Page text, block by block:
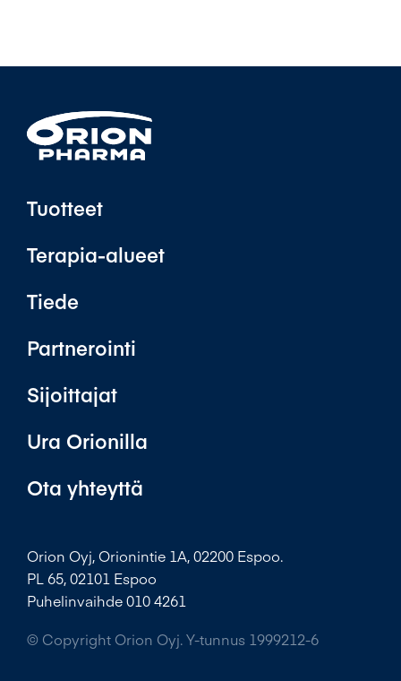
Tuotteet
Terapia-alueet
Tiede
Partnerointi
Sijoittajat
Ura Orionilla
Ota yhteyttä
Orion Oyj, Orionintie 1A, 02200 Espoo.
PL 65, 02101 Espoo
Puhelinvaihde 010 4261
© Copyright Orion Oyj. Y-tunnus 1999212-6